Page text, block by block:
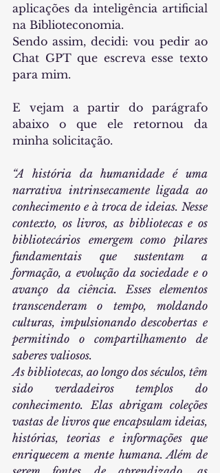
aplicações da inteligência artificial
na Biblioteconomia.
Sendo assim, decidi: vou pedir ao
Chat GPT que escreva esse texto
para mim.
E vejam a partir do parágrafo
abaixo o que ele retornou da
minha solicitação.
“A história da humanidade é uma
narrativa intrinsecamente ligada ao
conhecimento e à troca de ideias. Nesse
contexto, os livros, as bibliotecas e os
bibliotecários emergem como pilares
fundamentais que sustentam a
formação, a evolução da sociedade e o
avanço da ciência. Esses elementos
transcenderam o tempo, moldando
culturas, impulsionando descobertas e
permitindo o compartilhamento de
saberes valiosos.
As bibliotecas, ao longo dos séculos, têm
sido verdadeiros templos do
conhecimento. Elas abrigam coleções
vastas de livros que encapsulam ideias,
histórias, teorias e informações que
enriquecem a mente humana. Além de